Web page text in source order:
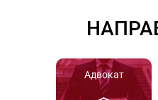
Адвокат